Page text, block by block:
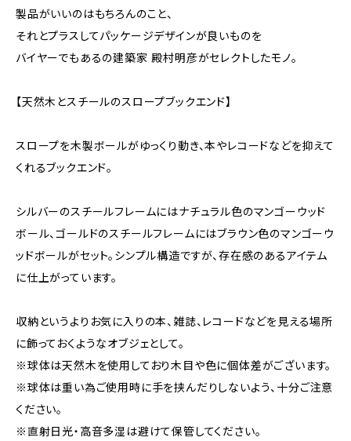
製品がいいのはもちろんのこと、
それとプラスしてパッケージデザインが良いものを
バイヤーでもあるの建築家 殿村明彦がセレクトしたモノ。
【天然木とスチールのスロープブックエンド】
スロープを木製ボールがゆっくり動き、本やレコードなどを抑えて
くれるブックエンド。
シルバーのスチールフレームにはナチュラル色のマンゴーウッド
ボール、ゴールドのスチールフレームにはブラウン色のマンゴーウ
ッドボールがセット。シンプル構造ですが、存在感のあるアイテム
に仕上がっています。
収納というよりお気に入りの本、雑誌、レコードなどを見える場所
に飾っておくようなオブジェとして。
※球体は天然木を使用しており木目や色に個体差がございます。
※球体は重い為ご使用時に手を挟んだりしないよう、十分ご注意
ください。
※直射日光・高音多湿は避けて保管してください。